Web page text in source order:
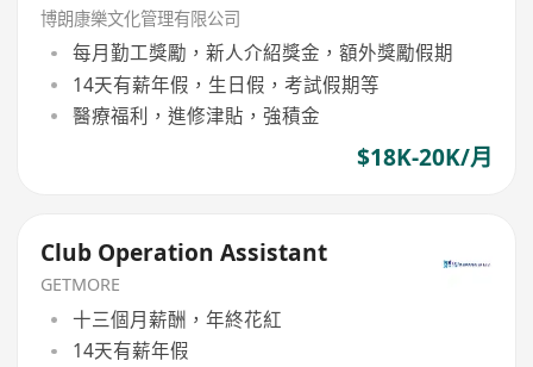
博朗康樂文化管理有限公司
每月勤工獎勵，新人介紹獎金，額外獎勵假期
14天有薪年假，生日假，考試假期等
醫療福利，進修津貼，強積金
$18K-20K/月
Club Operation Assistant
GETMORE
十三個月薪酬，年終花紅
14天有薪年假